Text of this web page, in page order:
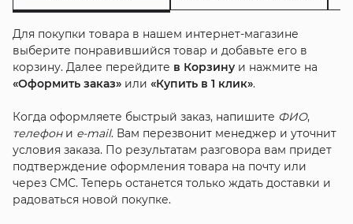
Для покупки товара в нашем интернет-магазине
выберите понравившийся товар и добавьте его в
корзину. Далее перейдите в Корзинуи нажмите на
«Оформить заказ»или «Купить в 1 клик».
Когда оформляете быстрый заказ, напишите ФИО,
телефони e-mail. Вам перезвонит менеджер и уточнит
условия заказа. По результатам разговора вам придет
подтверждение оформления товара на почту или
через СМС. Теперь останется только ждать доставки и
радоваться новой покупке.